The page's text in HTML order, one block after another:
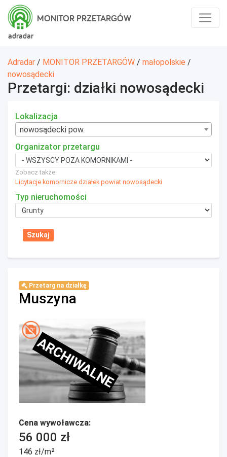
adradar
MONITOR PRZETARGÓW
Adradar / MONITOR PRZETARGÓW / małopolskie /
nowosądecki
Przetargi: działki nowosądecki
Lokalizacja
nowosądecki pow.
Organizator przetargu
Zobacz także:
Licytacje komornicze działek powiat nowosądecki
Typ nieruchomości
Przetarg na działkę
Muszyna
ARCHIWALNE
Cena wywoławcza:
56 000 zł
146 zł/m²